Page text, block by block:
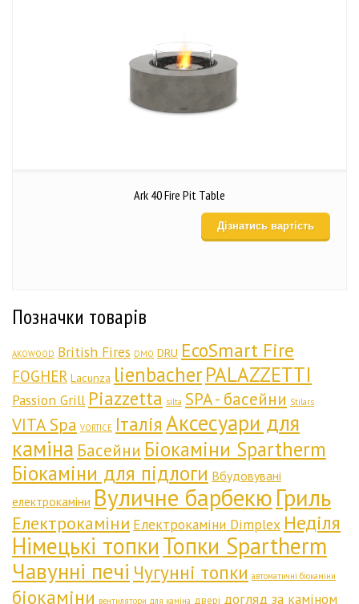
Ark 40 Fire Pit Table
Дізнатись вартість
Позначки товарів
AKOWOOD British Fires DMO DRU EcoSmart Fire
FOGHER Lacunza lienbacherPALAZZETTI
Passion Grill Piazzetta silta SPA - басейни Stilars
VITA Spa VORTICE Італія Аксесуари для
каміна Басейни Біокаміни Spartherm
Біокаміни для підлоги Вбудовувані
електрокаміни Вуличне барбекюГриль
Електрокаміни Електрокаміни Dimplex Неділя
Німецькі топкиТопки Spartherm
Чавунні печі Чугунні топки автоматичні біокаміни
біокаміни вентилятори для каміна двері догляд за каміном